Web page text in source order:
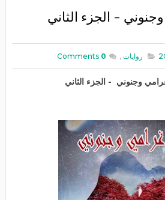
- الجزء الثاني
روايات ,
0
Comments
وجنوني - الجزء الثاني